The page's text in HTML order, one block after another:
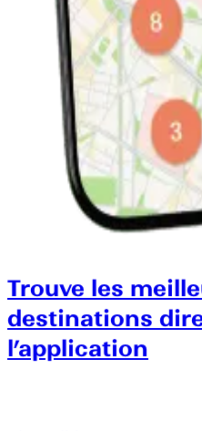
Trouve les
destinations
l’application